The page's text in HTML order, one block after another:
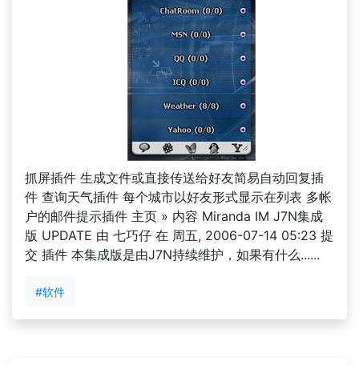
抓屏插件 生成文件或直接传送给好友简易自动回复插
件 查询天气插件 每个城市以好友形式显示在列表 多帐
户的邮件提示插件 主页 » 内容 Miranda IM J7N集成
版 UPDATE 由 七巧仔 在 周五, 2006-07-14 05:23 提
交 插件 本集成版是由J7N持续维护，如果有什么......
#软件